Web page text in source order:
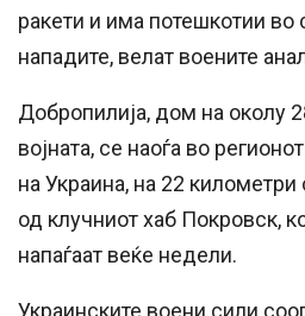
ракети и има потешкотии
нападите, велат воените
Добропилија, дом на околу
војната, се наоѓа во
на Украина, на 22
од клучниот хаб Покровск,
напаѓаат веќе недели.